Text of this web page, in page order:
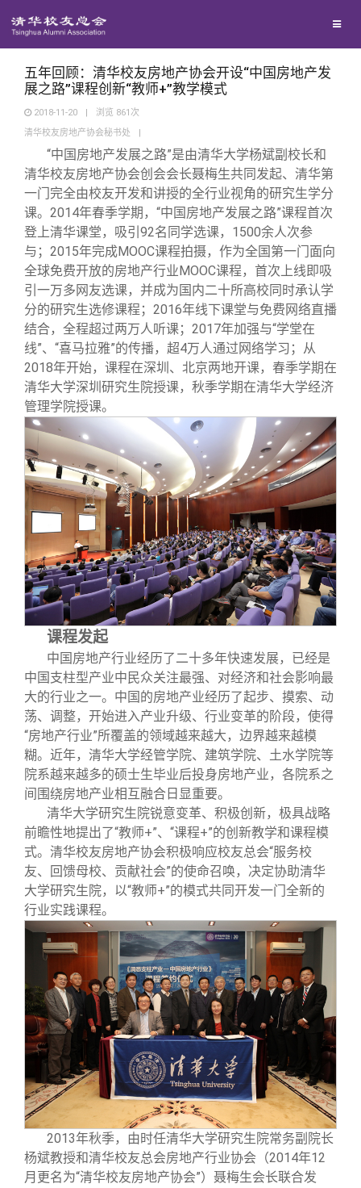
地区联络
年级联络
院系校友工作
专业委员会
兴趣群体
西南联大校友会
回馈母校
捐赠项目
捐赠新闻
捐赠纪事
捐赠方法
义工计划
媒体平台
《清华校友通讯》
《水木清华》
我要订阅
新媒体平台
百年清华
清华人物
清华故事
青春风采
校友文苑
校友讲坛
校友视界
校友服务
终身学习
信息化服务
三创大赛
实用信息
校友总会
总会简介
会长致辞
总会章程
理事会名单
制度法规
联系我们
关闭
五年回顾：清华校友房地产协会开设“中国房地产发
展之路”课程创新“教师+”教学模式
2018-11-20 | 浏览 861 次
清华校友房地产协会秘书处
|
“中国房地产发展之路”是由清华大学杨斌副校长和
清华校友房地产协会创会会长聂梅生共同发起、清华第
一门完全由校友开发和讲授的全行业视角的研究生学分
课。2014年春季学期，“中国房地产发展之路”课程首次
登上清华课堂，吸引92名同学选课，1500余人次参
与；2015年完成MOOC课程拍摄，作为全国第一门面向
全球免费开放的房地产行业MOOC课程，首次上线即吸
引一万多网友选课，并成为国内二十所高校同时承认学
分的研究生选修课程；2016年线下课堂与免费网络直播
结合，全程超过两万人听课；2017年加强与“学堂在
线”、“喜马拉雅”的传播，超4万人通过网络学习；从
2018年开始，课程在深圳、北京两地开课，春季学期在
清华大学深圳研究生院授课，秋季学期在清华大学经济
管理学院授课。
课程发起
中国房地产行业经历了二十多年快速发展，已经是
中国支柱型产业中民众关注最强、对经济和社会影响最
大的行业之一。中国的房地产业经历了起步、摸索、动
荡、调整，开始进入产业升级、行业变革的阶段，使得
“房地产行业”所覆盖的领域越来越大，边界越来越模
糊。近年，清华大学经管学院、建筑学院、土水学院等
院系越来越多的硕士生毕业后投身房地产业，各院系之
间围绕房地产业相互融合日显重要。
清华大学研究生院锐意变革、积极创新，极具战略
前瞻性地提出了“教师+”、“课程+”的创新教学和课程模
式。清华校友房地产协会积极响应校友总会“服务校
友、回馈母校、贡献社会”的使命召唤，决定协助清华
大学研究生院，以“教师+”的模式共同开发一门全新的
行业实践课程。
2013年秋季，由时任清华大学研究生院常务副院长
杨斌教授和清华校友总会房地产行业协会（2014年12
月更名为“清华校友房地产协会”）聂梅生会长联合发